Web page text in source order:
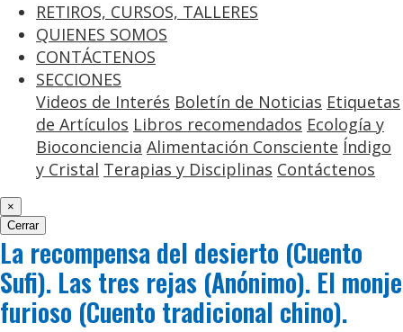
RETIROS, CURSOS, TALLERES
QUIENES SOMOS
CONTÁCTENOS
SECCIONES
Videos de Interés Boletín de Noticias Etiquetas
de Artículos Libros recomendados Ecología y
Bioconciencia Alimentación Consciente Índigo
y Cristal Terapias y Disciplinas Contáctenos
×
Cerrar
La recompensa del desierto (Cuento
Sufi). Las tres rejas (Anónimo). El monje
furioso (Cuento tradicional chino).